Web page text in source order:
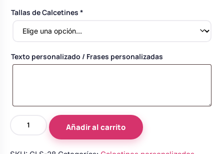
Tallas de Calcetines *
Texto personalizado / Frases personalizadas
Calcetines
personalizados
Añadir al carrito